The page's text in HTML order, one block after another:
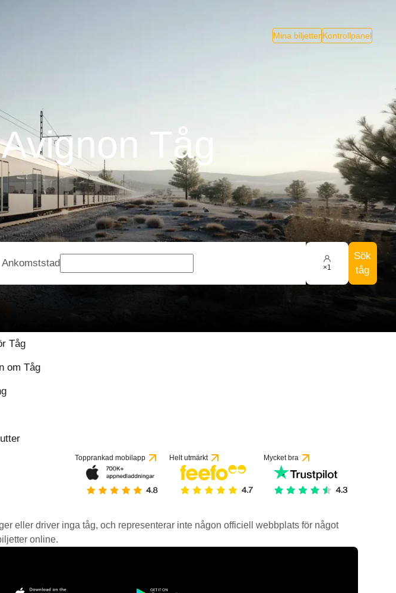
Mina biljetterKontrollpanel
Tåg
Ankomststad ×1
Sök
tåg
Tåg
om Tåg
Topprankad mobilapp Helt utmärkt Mycket bra
eller driver inga tåg, och representerar inte någon officiell webbplats för något
online.